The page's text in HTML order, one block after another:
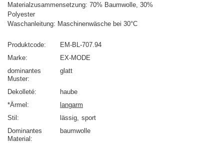
Materialzusammensetzung: 70% Baumwolle, 30%
Polyester
Waschanleitung: Maschinenwäsche bei 30°C
Produktcode
EM-BL-707.94
Marke
EX-MODE
dominantes
Muster
glatt
Dekolleté
haube
*Ärmel
langarm
Stil
lässig sport
Dominantes
Material
baumwolle